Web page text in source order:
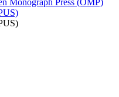
Monograph Press (OMP)